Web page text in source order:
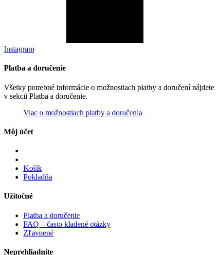
Instagram
Platba a doručenie
Všetky potrebné informácie o možnostiach platby a doručení nájdete
v sekcii Platba a doručenie.
Viac o možnostiach platby a doručenia
Môj účet
Košík
Pokladňa
Užitočné
Platba a doručenie
FAQ – často kladené otázky
Zľavnené
Neprehliadnite